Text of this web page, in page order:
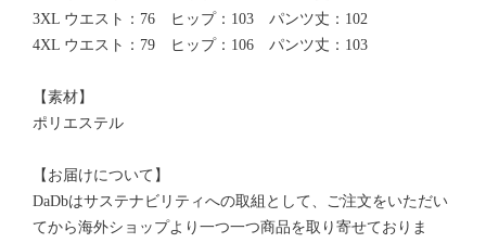
3XL ウエスト：76 ヒップ：103 パンツ丈：102
4XL ウエスト：79 ヒップ：106 パンツ丈：103
【素材】
ポリエステル
【お届けについて】
DaDbはサステナビリティへの取組として、ご注文をいただい
てから海外ショップより一つ一つ商品を取り寄せておりま